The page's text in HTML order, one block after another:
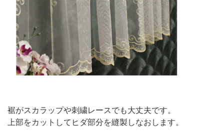
裾がスカラップや刺繍レースでも大丈夫です。
上部をカットしてヒダ部分を縫製しなおします。